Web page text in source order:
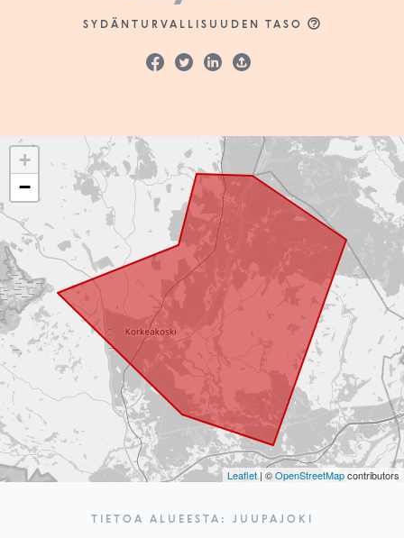
SYDÄNTURVALLISUUDEN TASO
+
−
Leaflet| ©OpenStreetMapcontributors
TIETOA ALUEESTA: JUUPAJOKI